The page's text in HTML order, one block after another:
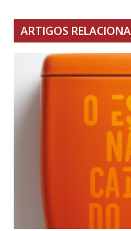
ARTIGOS